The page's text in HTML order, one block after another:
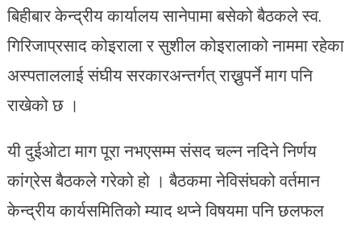
बिहीबार केन्द्रीय कार्यालय सानेपामा बसेको बैठकले स्व.
गिरिजाप्रसाद कोइराला र सुशील कोइरालाको नाममा रहेका
अस्पताललाई संघीय सरकारअन्तर्गत् राख्नुपर्ने माग पनि
राखेको छ ।
यी दुईओटा माग पूरा नभएसम्म संसद चल्न नदिने निर्णय
कांग्रेस बैठकले गरेको हो । बैठकमा नेविसंघको वर्तमान
केन्द्रीय कार्यसमितिको म्याद थप्ने विषयमा पनि छलफल